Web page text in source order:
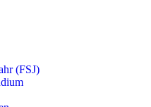
(FSJ)